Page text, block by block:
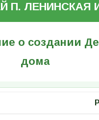
П. ЛЕНИНСКАЯ
о создании
дома